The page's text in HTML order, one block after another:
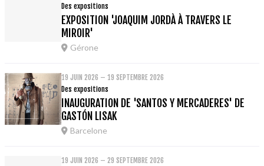
Des expositions
EXPOSITION 'JOAQUIM JORDÀ À TRAVERS LE
MIROIR'
Gérone
19 JUIN 2026 – 19 SEPTEMBRE 2026
Des expositions
INAUGURATION DE 'SANTOS Y MERCADERES' DE
GASTÓN LISAK
Barcelone
19 JUIN 2026 – 29 SEPTEMBRE 2026